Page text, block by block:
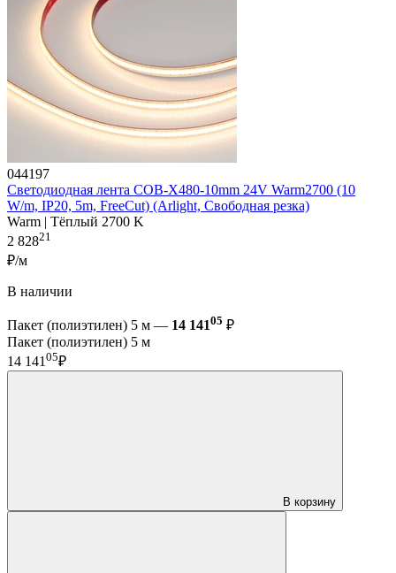
044197
Светодиодная лента COB-X480-10mm 24V Warm2700 (10
W/m, IP20, 5m, FreeCut) (Arlight, Свободная резка)
Warm | Тёплый 2700 K
2 82821
₽/м
В наличии
Пакет (полиэтилен) 5 м — 14 14105 ₽
Пакет (полиэтилен) 5 м
14 141 05₽
В корзину